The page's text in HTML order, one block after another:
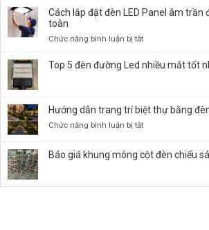
Giá
LED
100W,
Sáng
Bền
Cách lắp đặt đèn LED Panel âm trần
toàn
Chức năng bình luận bị tắtở
lắp
Panel
kỹ
Top 5 đèn đường Led nhiều mắt tốt
Hướng dẫn trang trí biệt thự bằng
Chức năng bình luận bị tắtở
trang
Báo giá khung móng cột đèn chiếu